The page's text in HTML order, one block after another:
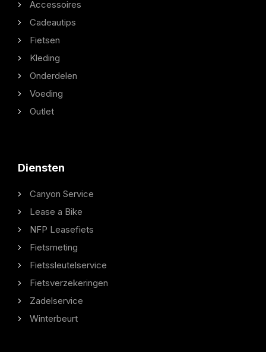
Accessoires
Cadeautips
Fietsen
Kleding
Onderdelen
Voeding
Outlet
Diensten
Canyon Service
Lease a Bike
NFP Leasefiets
Fietsmeting
Fietssleutelservice
Fietsverzekeringen
Zadelservice
Winterbeurt